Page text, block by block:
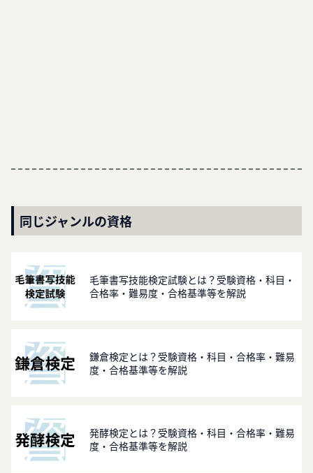
同じジャンルの資格
毛筆書写技能検定試験とは？受験資格・科目・
合格率・難易度・合格基準等を解説
鎌倉検定とは？受験資格・科目・合格率・難易
度・合格基準等を解説
発酵検定とは？受験資格・科目・合格率・難易
度・合格基準等を解説